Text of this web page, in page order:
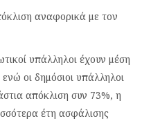
αναφορικά με τον
υπάλληλοι έχουν μέση
οι δημόσιοι υπάλληλοι
απόκλιση συν 73%, η
έτη ασφάλισης